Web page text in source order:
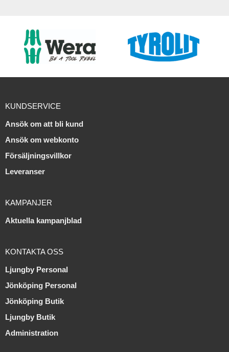
KUNDSERVICE
Ansök om att bli kund
Ansök om webkonto
Försäljningsvillkor
Leveranser
KAMPANJER
Aktuella kampanjblad
KONTAKTA OSS
Ljungby Personal
Jönköping Personal
Jönköping Butik
Ljungby Butik
Administration